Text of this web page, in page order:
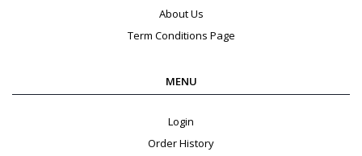
About Us
Term Conditions Page
MENU
Login
Order History